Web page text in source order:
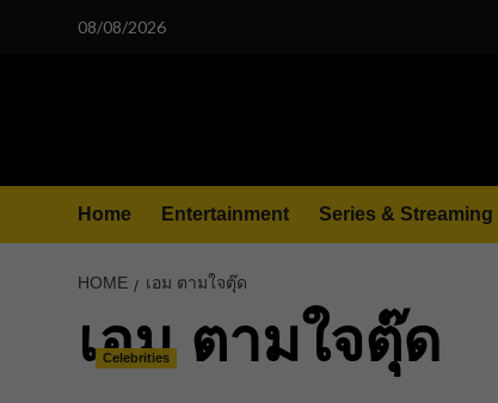
08/08/2026
Home Entertainment Series & Streaming
HOME เอม ตามใจตุุ๊ด
เอม ตามใจตุุ๊ด
Celebrities